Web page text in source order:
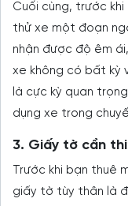
Cuối cùng, trước
thử xe một đoạn
nhận được độ êm
xe không có bất kỳ
là cực kỳ quan
dụng xe trong
3. Giấy tờ cần
Trước khi bạn thuê
giấy tờ tùy thân là